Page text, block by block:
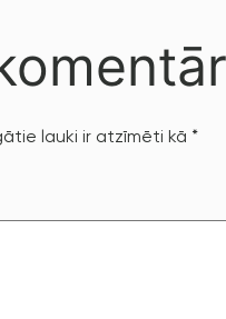
lauki ir atzīmēti kā *